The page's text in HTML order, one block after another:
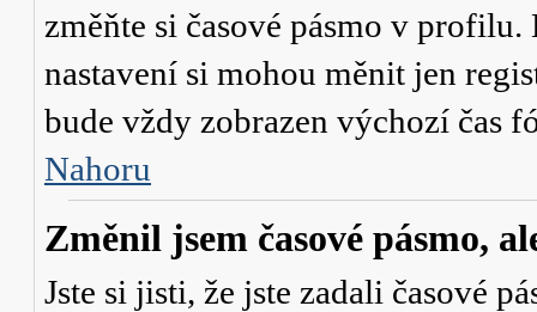
změňte si časové pásmo v profilu.
nastavení si mohou měnit jen
bude vždy zobrazen výchozí čas
Nahoru
Změnil jsem časové pásmo,
Jste si jisti, že jste zadali časové